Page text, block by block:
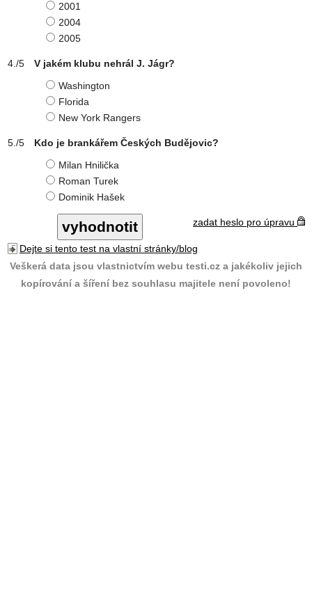
2001
2004
2005
V jakém klubu nehrál J. Jágr?
Washington
Florida
New York Rangers
Kdo je brankářem Českých Budějovic?
Milan Hnilička
Roman Turek
Dominik Hašek
zadat heslo pro úpravu
Dejte si tento test na vlastní stránky/blog
Veškerá data jsou vlastnictvím webu testi.cz a jakékoliv jejich
kopírování a šíření bez souhlasu majitele není povoleno!